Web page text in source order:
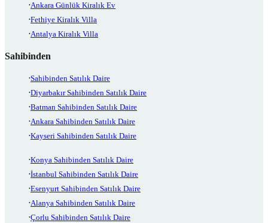
Ankara Günlük Kiralık Ev
Fethiye Kiralık Villa
Antalya Kiralık Villa
Sahibinden
Sahibinden Satılık Daire
Diyarbakır Sahibinden Satılık Daire
Batman Sahibinden Satılık Daire
Ankara Sahibinden Satılık Daire
Kayseri Sahibinden Satılık Daire
Konya Sahibinden Satılık Daire
İstanbul Sahibinden Satılık Daire
Esenyurt Sahibinden Satılık Daire
Alanya Sahibinden Satılık Daire
Çorlu Sahibinden Satılık Daire